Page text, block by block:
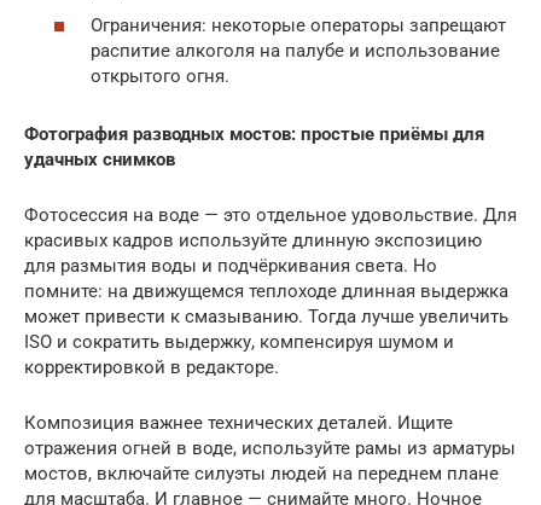
Ограничения: некоторые операторы запрещают
распитие алкоголя на палубе и использование
открытого огня.
Фотография разводных мостов: простые приёмы для
удачных снимков
Фотосессия на воде — это отдельное удовольствие. Для
красивых кадров используйте длинную экспозицию
для размытия воды и подчёркивания света. Но
помните: на движущемся теплоходе длинная выдержка
может привести к смазыванию. Тогда лучше увеличить
ISO и сократить выдержку, компенсируя шумом и
корректировкой в редакторе.
Композиция важнее технических деталей. Ищите
отражения огней в воде, используйте рамы из арматуры
мостов, включайте силуэты людей на переднем плане
для масштаба. И главное — снимайте много. Ночное